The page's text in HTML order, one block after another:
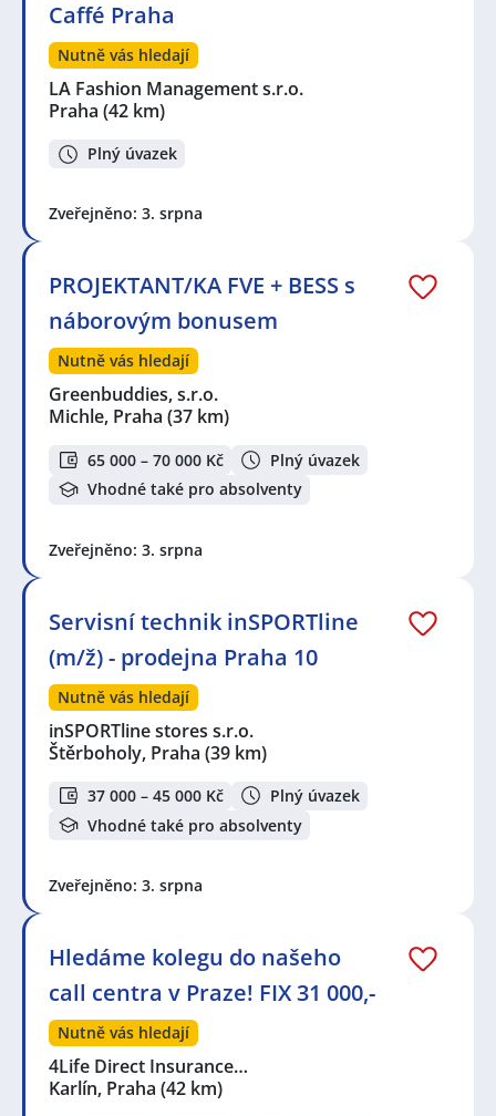
Caffé Praha
Nutně vás hledají
LA Fashion Management s.r.o.
Praha (42 km)
Plný úvazek
Zveřejněno: 3. srpna
PROJEKTANT/KA FVE + BESS s
náborovým bonusem
Nutně vás hledají
Greenbuddies, s.r.o.
Michle, Praha (37 km)
65 000 – 70 000 Kč
Plný úvazek
Vhodné také pro absolventy
Zveřejněno: 3. srpna
Servisní technik inSPORTline
(m/ž) - prodejna Praha 10
Nutně vás hledají
inSPORTline stores s.r.o.
Štěrboholy, Praha (39 km)
37 000 – 45 000 Kč
Plný úvazek
Vhodné také pro absolventy
Zveřejněno: 3. srpna
Hledáme kolegu do našeho
call centra v Praze! FIX 31 000,-
Nutně vás hledají
4Life Direct Insurance…
Karlín, Praha (42 km)